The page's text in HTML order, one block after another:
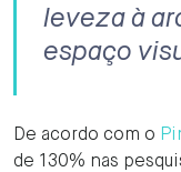
leveza à
espaço
De acordo com o
de 130% nas